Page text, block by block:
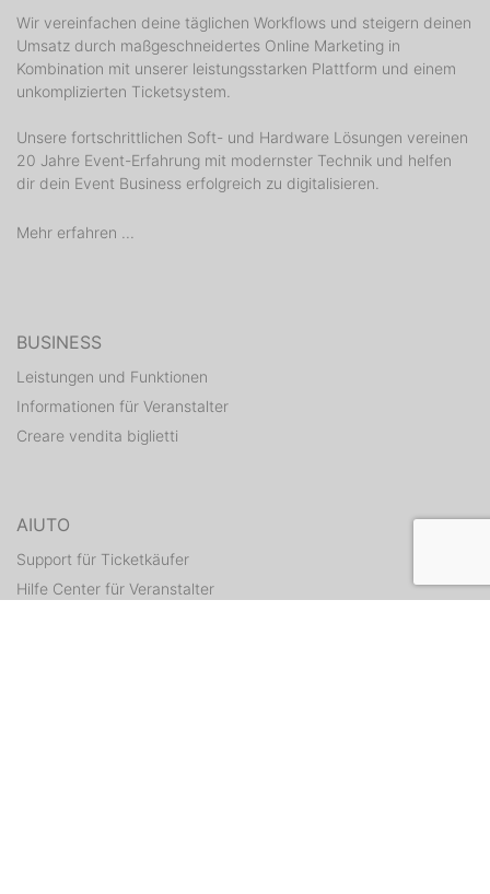
Wir vereinfachen deine täglichen Workflows und steigern deinen
Umsatz durch maßgeschneidertes Online Marketing in
Kombination mit unserer leistungsstarken Plattform und einem
unkomplizierten Ticketsystem.
Unsere fortschrittlichen Soft- und Hardware Lösungen vereinen
20 Jahre Event-Erfahrung mit modernster Technik und helfen
dir dein Event Business erfolgreich zu digitalisieren.
Mehr erfahren ...
BUSINESS
Leistungen und Funktionen
Informationen für Veranstalter
Creare vendita biglietti
AIUTO
Support für Ticketkäufer
Hilfe Center für Veranstalter